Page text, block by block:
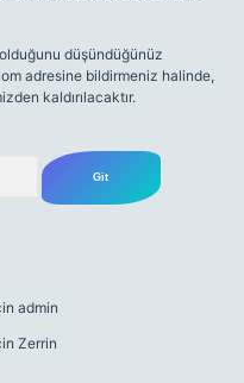
düşündüğünüz
adresine bildirmeniz halinde,
kaldırılacaktır.
admin
Zerrin